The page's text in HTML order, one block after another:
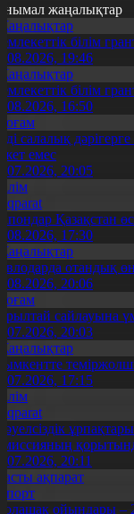
жаңалықтар
білім
19:46
білім
16:50
салалық
емес
20:05
Қазақстан
17:30
отандық
20:06
сайлауына
20:03
17:15
20:11
ақпарат
ойындары –